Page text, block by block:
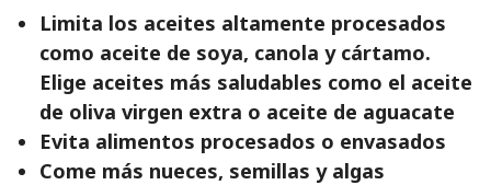
Limita los aceites altamente procesados
como aceite de soya, canola y cártamo.
Elige aceites más saludables como el aceite
de oliva virgen extra o aceite de aguacate
Evita alimentos procesados o envasados
Come más nueces, semillas y algas